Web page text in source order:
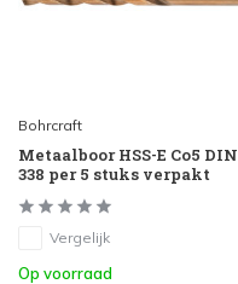
Bohrcraft
Metaalboor HSS-E Co5 DIN
338 per 5 stuks verpakt
Vergelijk
Op voorraad